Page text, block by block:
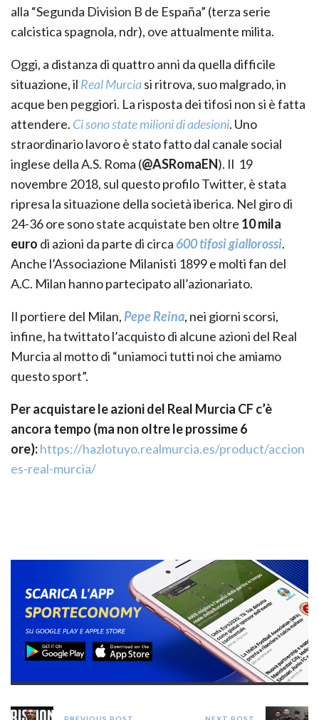
alla “Segunda Division B de España” (terza serie
calcistica spagnola, ndr), ove attualmente milita.
Oggi, a distanza di quattro anni da quella difficile
situazione, il Real Murciasi ritrova, suo malgrado, in
acque ben peggiori. La risposta dei tifosi non si è fatta
attendere. Ci sono state milioni di adesioni. Uno
straordinario lavoro è stato fatto dal canale social
inglese della A.S. Roma (@ASRomaEN). Il 19
novembre 2018, sul questo profilo Twitter, è stata
ripresa la situazione della società iberica. Nel giro di
24-36 ore sono state acquistate ben oltre 10 mila
euro di azioni da parte di circa600 tifosi giallorossi.
Anche l’Associazione Milanisti 1899 e molti fan del
A.C. Milan hanno partecipato all’azionariato.
Il portiere del Milan, Pepe Reina, nei giorni scorsi,
infine, ha twittato l’acquisto di alcune azioni del Real
Murcia al motto di “uniamoci tutti noi che amiamo
questo sport”.
Per acquistare le azioni del Real Murcia CF c’è
ancora tempo (ma non oltre le prossime 6
ore):https://hazlotuyo.realmurcia.es/product/accion
es-real-murcia/